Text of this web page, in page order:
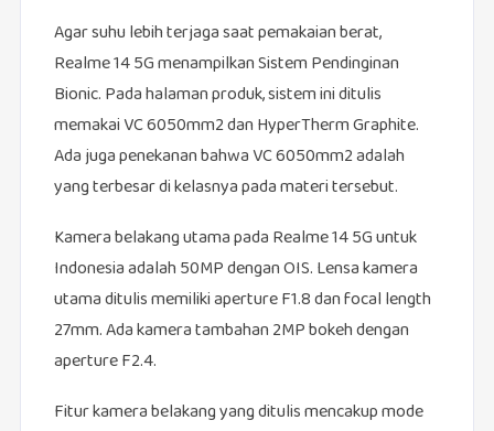
Agar suhu lebih terjaga saat pemakaian berat,
Realme 14 5G menampilkan Sistem Pendinginan
Bionic. Pada halaman produk, sistem ini ditulis
memakai VC 6050mm2 dan HyperTherm Graphite.
Ada juga penekanan bahwa VC 6050mm2 adalah
yang terbesar di kelasnya pada materi tersebut.
Kamera belakang utama pada Realme 14 5G untuk
Indonesia adalah 50MP dengan OIS. Lensa kamera
utama ditulis memiliki aperture F1.8 dan focal length
27mm. Ada kamera tambahan 2MP bokeh dengan
aperture F2.4.
Fitur kamera belakang yang ditulis mencakup mode